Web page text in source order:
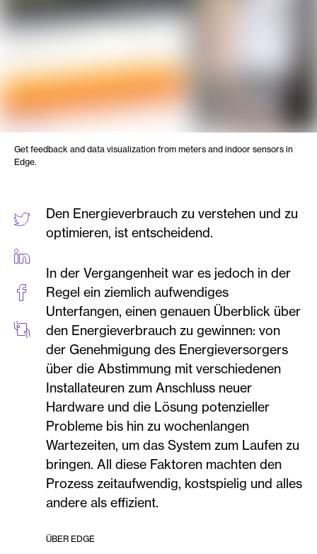
Get feedback and data visualization from meters and indoor sensors in
Edge.
Den Energieverbrauch zu verstehen und zu
optimieren, ist entscheidend.
In der Vergangenheit war es jedoch in der
Regel ein ziemlich aufwendiges
Unterfangen, einen genauen Überblick über
den Energieverbrauch zu gewinnen: von
der Genehmigung des Energieversorgers
über die Abstimmung mit verschiedenen
Installateuren zum Anschluss neuer
Hardware und die Lösung potenzieller
Probleme bis hin zu wochenlangen
Wartezeiten, um das System zum Laufen zu
bringen. All diese Faktoren machten den
Prozess zeitaufwendig, kostspielig und alles
andere als effizient.
ÜBER EDGE